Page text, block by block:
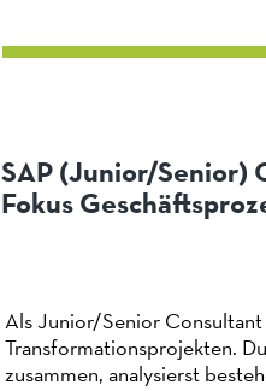
SAP (Junior/Senior)
Fokus
Als Junior/Senior
Transformationsprojekten.
zusammen, analysierst